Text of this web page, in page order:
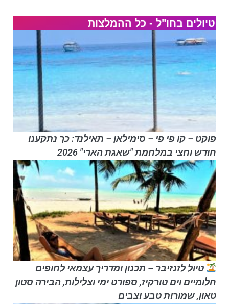
טיולים בחו"ל - כל ההמלצות
פוקט – קו פי פי – סימילאן – תאילנד: כך נתקענו
חודש וחצי במלחמת "שאגת הארי" 2026
טיול לזנזיבר – תכנון ומדריך עצמאי לחופים
חלומיים וים טורקיז, ספורט ימי וצלילות, הבירה סטון
טאון, שמורות טבע וצבים